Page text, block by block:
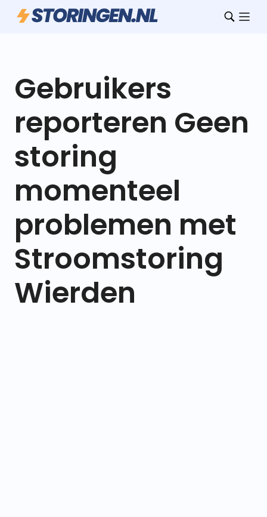
Gebruikers
reporteren Geen
storing
momenteel
problemen met
Stroomstoring
Wierden